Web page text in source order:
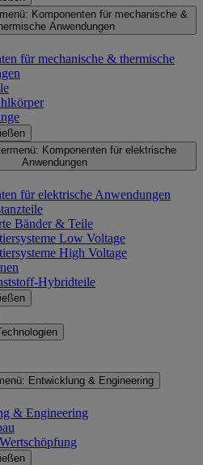
Komponenten für mechanische &
Anwendungen
für mechanische & thermische
Komponenten für elektrische
Anwendungen
für elektrische Anwendungen
Bänder & Teile
Low Voltage
High Voltage
Hybridteile
Entwicklung & Engineering
& Engineering